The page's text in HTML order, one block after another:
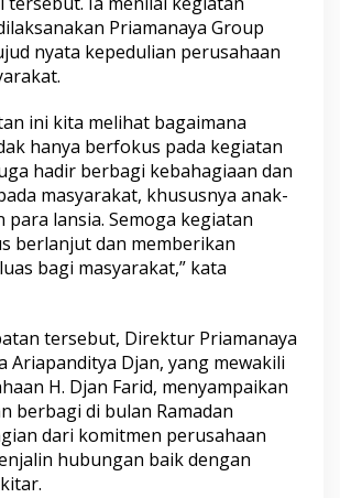
Priamanaya Group
nyata kepedulian perusahaan
ini kita melihat bagaimana
hanya berfokus pada kegiatan
hadir berbagi kebahagiaan dan
masyarakat, khususnya anak-
para lansia. Semoga kegiatan
berlanjut dan memberikan
bagi masyarakat,” kata
tersebut, Direktur Priamanaya
Ariapanditya Djan, yang mewakili
H. Djan Farid, menyampaikan
berbagi di bulan Ramadan
dari komitmen perusahaan
hubungan baik dengan